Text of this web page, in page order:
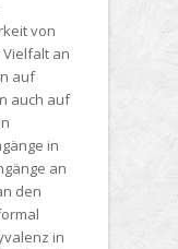
von
an
auf
auch auf
in
an
den
in